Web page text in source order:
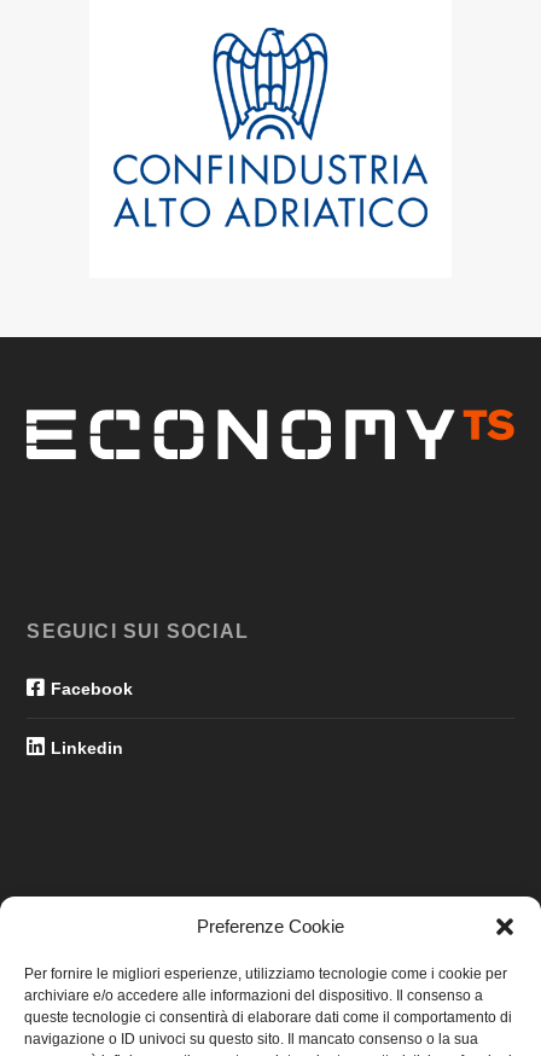
Preferenze Cookie
Per fornire le migliori esperienze, utilizziamo tecnologie come i cookie per
archiviare e/o accedere alle informazioni del dispositivo. Il consenso a
queste tecnologie ci consentirà di elaborare dati come il comportamento di
navigazione o ID univoci su questo sito. Il mancato consenso o la sua
SEGUICI SUI SOCIAL
Facebook
Linkedin
Home